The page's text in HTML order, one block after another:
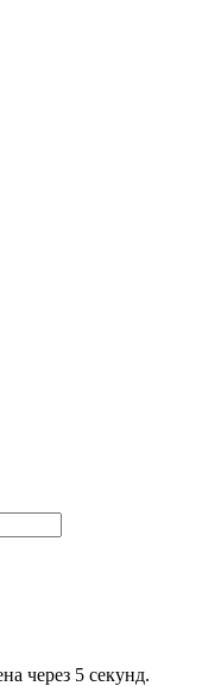
через 5 секунд.